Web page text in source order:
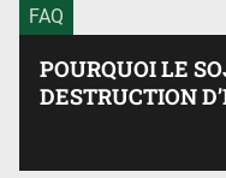
FAQ
POURQUOI LE
DESTRUCTION